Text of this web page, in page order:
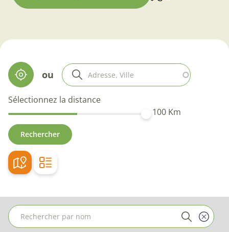
ou
Sélectionnez la distance
100 Km